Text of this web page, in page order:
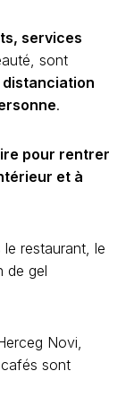
services
sont
distanciation
.
pour rentrer
et à
restaurant, le
de gel
Novi,
sont